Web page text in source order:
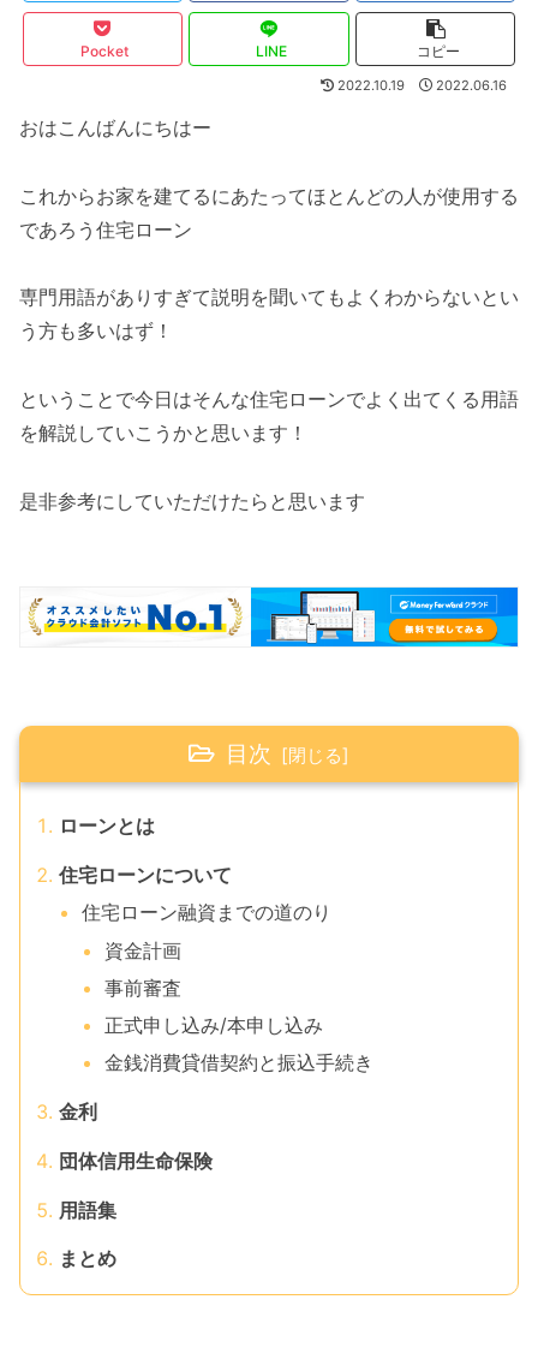
Pocket LINE コピー
2022.10.19 2022.06.16
おはこんばんにちはー
これからお家を建てるにあたってほとんどの人が使用する
であろう住宅ローン
専門用語がありすぎて説明を聞いてもよくわからないとい
う方も多いはず！
ということで今日はそんな住宅ローンでよく出てくる用語
を解説していこうかと思います！
是非参考にしていただけたらと思います
目次
ローンとは
住宅ローンについて
住宅ローン融資までの道のり
資金計画
事前審査
正式申し込み/本申し込み
金銭消費貸借契約と振込手続き
金利
団体信用生命保険
用語集
まとめ